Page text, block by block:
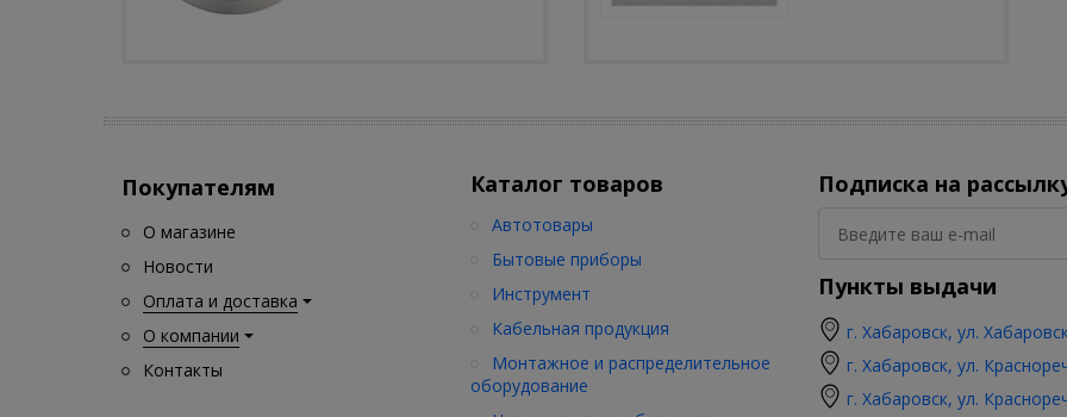
Покупателям
О магазине
Новости
Оплата и доставка
О компании
Контакты
Каталог товаров
Автотовары
Бытовые приборы
Инструмент
Кабельная продукция
Монтажное и распределительное
оборудование
Подписка на
Пункты выдачи
г. Хабаровск, ул.
г. Хабаровск, ул.
г. Хабаровск, ул.